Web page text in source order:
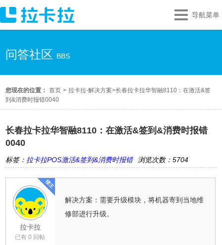
导航菜单
问答社区 BBS
您现在的位置： 首页 > 拉卡拉-解决方案>长春拉卡拉华智融8110：在激活&签
到&消费时报错0040
长春拉卡拉华智融8110：在激活&签到&消费时报错
0040
标签： 拉卡拉POS激活&签到&消费时报错 浏览次数：5704
拉卡拉
已有 0 回帖
解决方案：需要升级模块，将机器寄到当地维
修部进行升级。